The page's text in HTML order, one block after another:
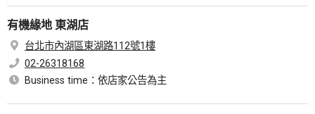
有機緣地 東湖店
台北市內湖區東湖路112號1樓
02-26318168
Business time：依店家公告為主